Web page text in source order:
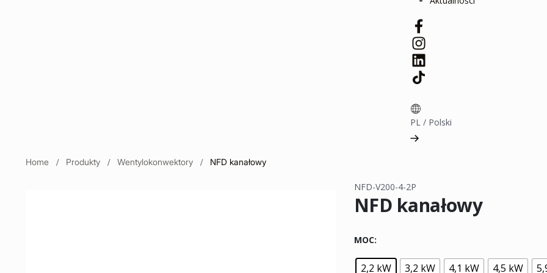
PL / Polski
Home Produkty Wentylokonwektory NFD kanałowy
NFD-V200-4-2P
NFD kanałowy
MOC
2,2 kW 3,2 kW 4,1 kW 4,5 kW